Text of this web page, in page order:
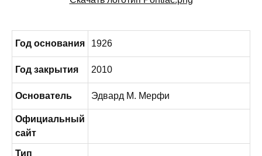
Год основания 1926
Год закрытия 2010
Основатель Эдвард М. Мерфи
Официальный
сайт
Тип